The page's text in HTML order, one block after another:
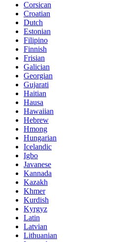
Corsican
Croatian
Dutch
Estonian
Filipino
Finnish
Frisian
Galician
Georgian
Gujarati
Haitian
Hausa
Hawaiian
Hebrew
Hmong
Hungarian
Icelandic
Igbo
Javanese
Kannada
Kazakh
Khmer
Kurdish
Kyrgyz
Latin
Latvian
Lithuanian